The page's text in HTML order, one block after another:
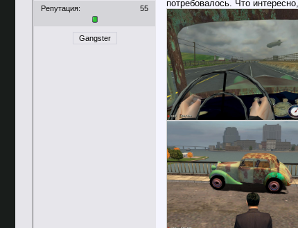
Репутация:
55
Gangster
потребовалось. Что